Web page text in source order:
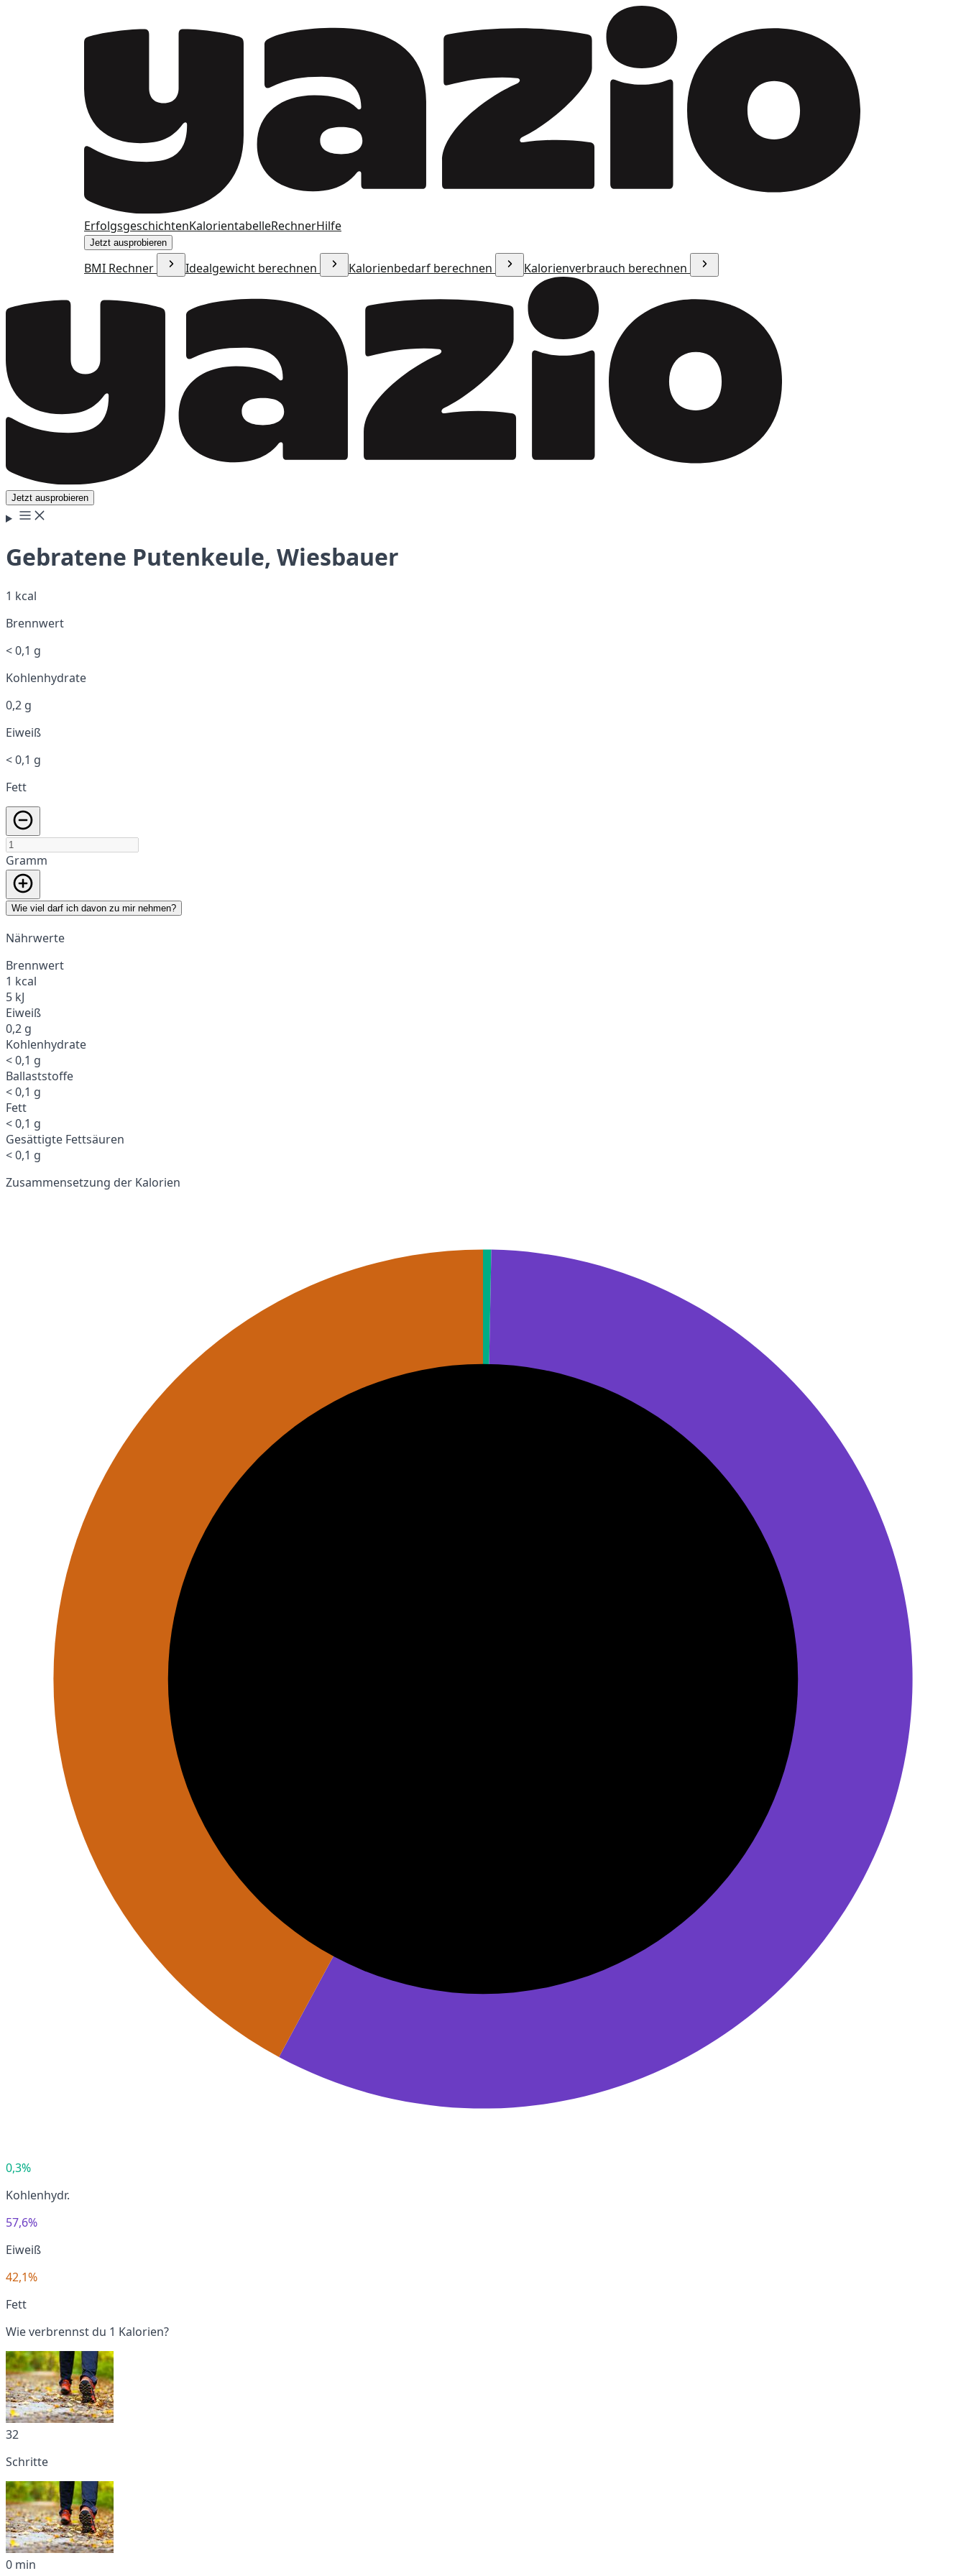
ErfolgsgeschichtenKalorientabelleRechnerHilfe
Jetzt ausprobieren
BMI Rechner Idealgewicht berechnen Kalorienbedarf berechnen Kalorienverbrauch berechnen
Jetzt ausprobieren
Gebratene Putenkeule, Wiesbauer
1 kcal
Brennwert
< 0,1 g
Kohlenhydrate
0,2 g
Eiweiß
< 0,1 g
Fett
Gramm
Wie viel darf ich davon zu mir nehmen?
Nährwerte
Brennwert
1 kcal
5 kJ
Eiweiß
0,2 g
Kohlenhydrate
< 0,1 g
Ballaststoffe
< 0,1 g
Fett
< 0,1 g
Gesättigte Fettsäuren
< 0,1 g
Zusammensetzung der Kalorien
0,3%
Kohlenhydr.
57,6%
Eiweiß
42,1%
Fett
Wie verbrennst du 1 Kalorien?
32
Schritte
0 min